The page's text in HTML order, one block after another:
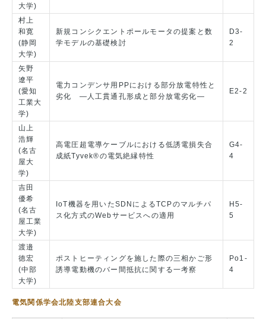
大学)
村上
和寛
(静岡
大学)
新規コンシクエントポールモータの提案と数
学モデルの基礎検討
D3-
2
矢野
遼平
(愛知
工業大
学)
電力コンデンサ用PPにおける部分放電特性と
劣化 ―人工貫通孔形成と部分放電劣化―
E2-2
山上
浩輝
(名古
屋大
学)
高電圧超電導ケーブルにおける低誘電損失合
成紙Tyvek®の電気絶縁特性
G4-
4
吉田
優希
(名古
屋工業
大学)
IoT機器を用いたSDNによるTCPのマルチパ
ス化方式のWebサービスへの適用
H5-
5
渡邉
徳宏
(中部
大学)
ポストヒーティングを施した際の三相かご形
誘導電動機のバー間抵抗に関する一考察
Po1-
4
電気関係学会北陸支部連合大会